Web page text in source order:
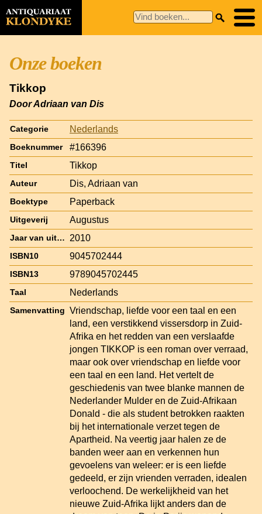
Onze boeken
Tikkop
Door Adriaan van Dis
Categorie Nederlands
Boeknummer #166396
Titel Tikkop
Auteur Dis, Adriaan van
Boektype Paperback
Uitgeverij Augustus
Jaar van uitgave 2010
ISBN10 9045702444
ISBN13 9789045702445
Taal Nederlands
Samenvatting Vriendschap, liefde voor een taal en een
land, een verstikkend vissersdorp in Zuid-
Afrika en het redden van een verslaafde
jongen TIKKOP is een roman over verraad,
maar ook over vriendschap en liefde voor
een taal en een land. Het vertelt de
geschiedenis van twee blanke mannen de
Nederlander Mulder en de Zuid-Afrikaan
Donald - die als student betrokken raakten
bij het internationale verzet tegen de
Apartheid. Na veertig jaar halen ze de
banden weer aan en verkennen hun
gevoelens van weleer: er is een liefde
gedeeld, er zijn vrienden verraden, idealen
verloochend. De werkelijkheid van het
nieuwe Zuid-Afrika lijkt anders dan de